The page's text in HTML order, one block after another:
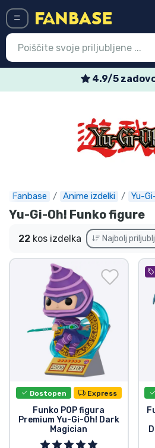
Tedenske
Fanbase Anime izdelki Yu-
Yu-Gi-Oh! Funko figure
22 kos izdelka Najbolj
Dostopen Express
Funko POP figura
Premium Yu-Gi-Oh! Dark
Magician
Najnovejsi izdelki
Ekspresna dostava
Prednaročila
Outlet izdelki
Dostava in plačilo
Tv serijske izdelki
Filmske izdelki
Risani izdelki
Anime izdelki
Gamer izdelki